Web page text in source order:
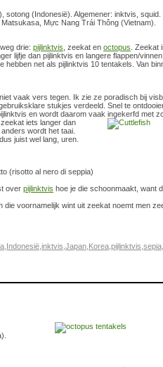
(Indonesië). Algemener: inktvis, squid.
Mực Nang Trái Thông (Vietnam).
drie: pijlinktvis , zeekat en octopus .
lijfje dan pijlinktvis en langere flappen/
hebben net als pijlinktvis 10 tentakels. Van
vaak vers tegen. Ik zie ze poradisch bij
stukjes verdeeld. Snel te
en wordt daarom vaak ingekerfd met
iets langer dan
wordt het taai.
juist wel lang, uren.
(risotto al nero di seppia)
over pijlinktvis hoe je die schoonmaakt, want
voornamelijk wint uit zeekat noemt men
Indonesië inktvis Japan Korea pijlinktvis sepia